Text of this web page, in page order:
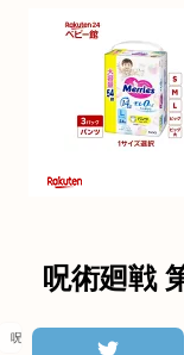
呪術廻戦
呪術廻戦